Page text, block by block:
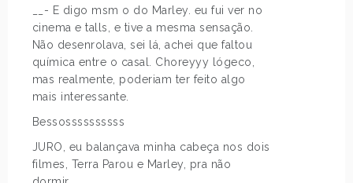
__- E digo msm o do Marley. eu fui ver no
cinema e talls, e tive a mesma sensação.
Não desenrolava, sei lá, achei que faltou
química entre o casal. Choreyyy lógeco,
mas realmente, poderiam ter feito algo
mais interessante.
Bessossssssssss
JURO, eu balançava minha cabeça nos dois
filmes, Terra Parou e Marley, pra não